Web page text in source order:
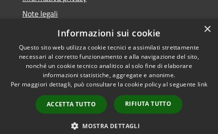
Note legali
Dichiarazione di accessibilità
Accessibilità
Copyright © 2026 • Comune di
Longarone • Powered by
Municipium•
Accesso
redazione
×
Informazioni sui cookie
Questo sito web utilizza cookie tecnici e assimilati strettamente
necessari al corretto funzionamento e alla navigazione del sito,
nonché un cookie tecnico analitico al solo fine di elaborare
informazioni statistiche, aggregate e anonime.
Per maggiori dettagli, può consultare la cookie policy al seguente link
ACCETTA TUTTO RIFIUTA TUTTO
MOSTRA DETTAGLI